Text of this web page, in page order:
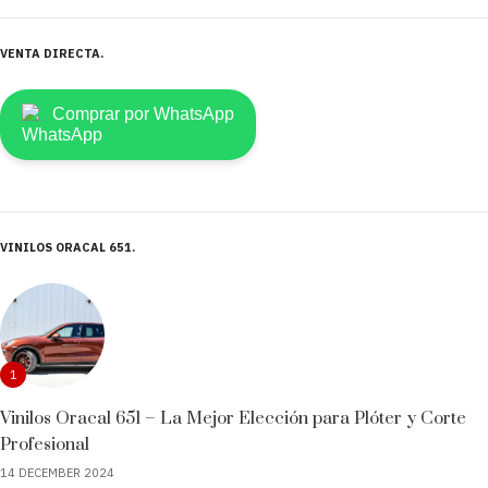
VENTA DIRECTA
Comprar por WhatsApp
VINILOS ORACAL 651
1
Vinilos Oracal 651 – La Mejor Elección para Plóter y Corte
Profesional
14 DECEMBER 2024